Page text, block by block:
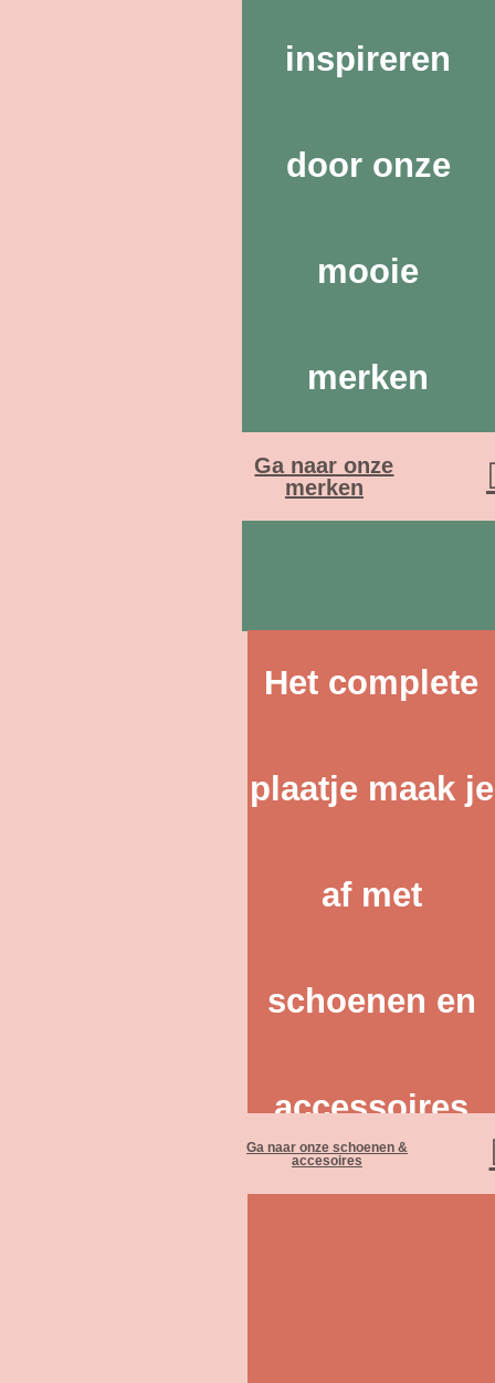
inspireren
door onze
mooie
merken
Ga naar onze
merken
Het complete
plaatje maak je
af met
schoenen en
accessoires
Ga naar onze schoenen &
accesoires